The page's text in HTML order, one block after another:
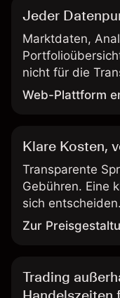
Jeder
Marktdaten,
nicht für die
Web-Plattform
Klare Kosten,
Transparente
Gebühren. Eine
sich entscheiden.
Zur
Trading